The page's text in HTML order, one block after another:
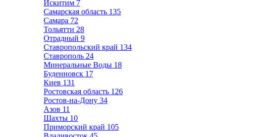
Искитим 7
Самарская область 135
Самара 72
Тольятти 28
Отрадный 9
Ставропольский край 134
Ставрополь 24
Минеральные Воды 18
Буденновск 17
Киев 131
Ростовская область 126
Ростов-на-Дону 34
Азов 11
Шахты 10
Приморский край 105